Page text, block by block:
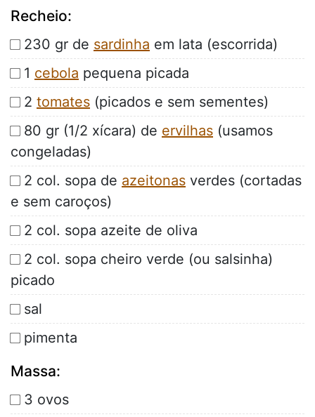
Recheio:
230 gr de sardinha em lata (escorrida)
1 cebola pequena picada
2 tomates (picados e sem sementes)
80 gr (1/2 xícara) de ervilhas (usamos
congeladas)
2 col. sopa de azeitonas verdes (cortadas
e sem caroços)
2 col. sopa azeite de oliva
2 col. sopa cheiro verde (ou salsinha)
picado
sal
pimenta
Massa:
3 ovos